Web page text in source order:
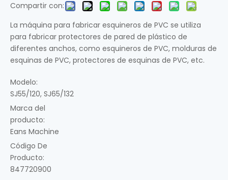
Compartir con:
La máquina para fabricar esquineros de PVC se utiliza
para fabricar protectores de pared de plástico de
diferentes anchos, como esquineros de PVC, molduras de
esquinas de PVC, protectores de esquinas de PVC, etc.
Modelo:
SJ55/120, SJ65/132
Marca del
producto:
Eans Machine
Código De
Producto:
847720900